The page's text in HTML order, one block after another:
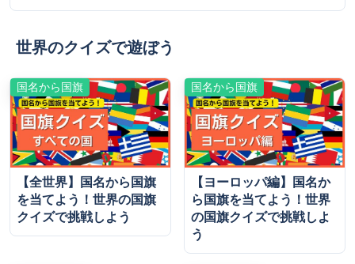
世界のクイズで遊ぼう
国名から国旗
【全世界】国名から国旗
を当てよう！世界の国旗
クイズで挑戦しよう
国名から国旗
【ヨーロッパ編】国名か
ら国旗を当てよう！世界
の国旗クイズで挑戦しよ
う